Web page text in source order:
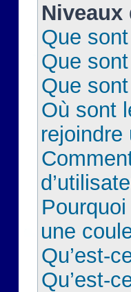
Que
Que
Que
Où sont
rejoindre
une
Qu’est-
Qu’est-